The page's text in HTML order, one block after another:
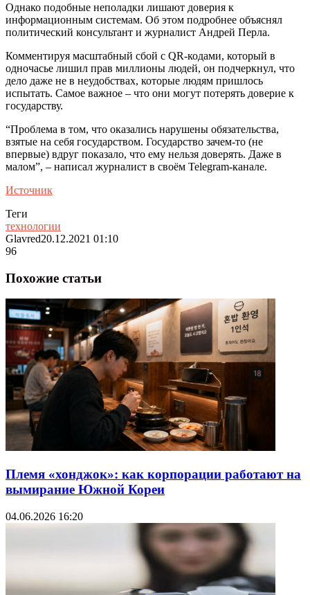
Однако подобные неполадки лишают доверия к
информационным системам. Об этом подробнее объяснял
политический консультант и журналист Андрей Перла.
Комментируя масштабный сбой с QR-кодами, который в
одночасье лишил прав миллионы людей, он подчеркнул, что
дело даже не в неудобствах, которые людям пришлось
испытать. Самое важное – что они могут потерять доверие к
государству.
“Проблема в том, что оказались нарушены обязательства,
взятые на себя государством. Государство зачем-то (не
впервые) вдруг показало, что ему нельзя доверять. Даже в
малом”, – написал журналист в своём Telegram-канале.
Источник
Теги
технологии
Glavred20.12.2021 01:10
96
Похожие статьи
Племя «хонджок»: как корпорации работают на
вымирание Южной Кореи
04.06.2026 16:20